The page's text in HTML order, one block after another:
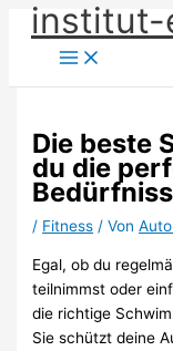
Zum
Inhalt
springen
institut-
Die beste
du die
/ Fitness / Von
Egal, ob du
teilnimmst oder
die richtige
Sie schützt deine